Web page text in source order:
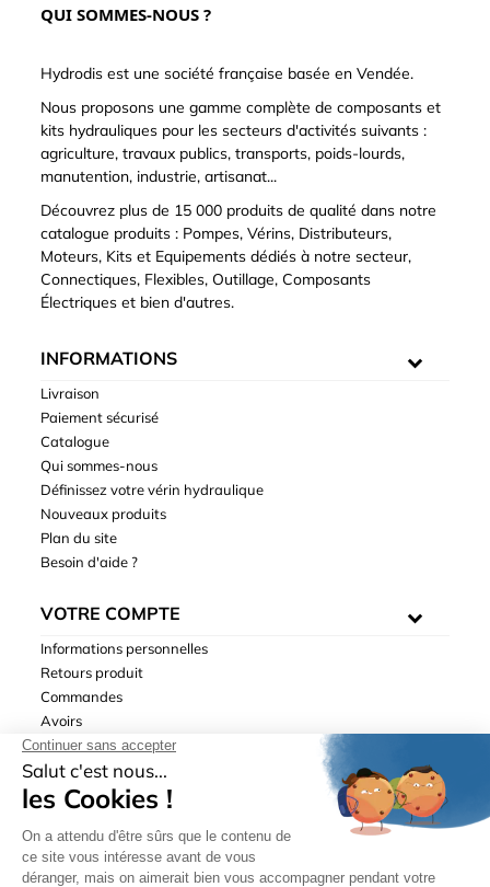
QUI SOMMES-NOUS ?
Hydrodis est une société française basée en Vendée.
Nous proposons une gamme complète de composants et
kits hydrauliques pour les secteurs d'activités suivants :
agriculture, travaux publics, transports, poids-lourds,
manutention, industrie, artisanat...
Découvrez plus de 15 000 produits de qualité dans notre
catalogue produits : Pompes, Vérins, Distributeurs,
Moteurs, Kits et Equipements dédiés à notre secteur,
Connectiques, Flexibles, Outillage, Composants
Électriques et bien d'autres.
INFORMATIONS
Livraison
Paiement sécurisé
Catalogue
Qui sommes-nous
Définissez votre vérin hydraulique
Nouveaux produits
Plan du site
Besoin d'aide ?
VOTRE COMPTE
Informations personnelles
Retours produit
Commandes
Avoirs
Adresses
Bons de réduction